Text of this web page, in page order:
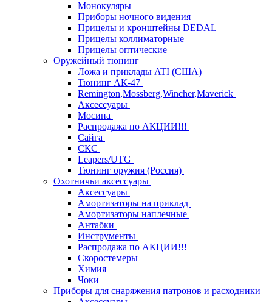
Монокуляры
Приборы ночного видения
Прицелы и кронштейны DEDAL
Прицелы коллиматорные
Прицелы оптические
Оружейный тюнинг
Ложа и приклады ATI (США)
Тюнинг АК-47
Remington,Mossberg,Wincher,Maverick
Аксессуары
Мосина
Распродажа по АКЦИИ!!!
Сайга
СКС
Leapers/UTG
Тюнинг оружия (Россия)
Охотничьи аксессуары
Аксессуары
Амортизаторы на приклад
Амортизаторы наплечные
Антабки
Инструменты
Распродажа по АКЦИИ!!!
Скоростемеры
Химия
Чоки
Приборы для снаряжения патронов и расходники